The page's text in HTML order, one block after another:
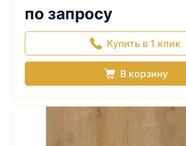
по запросу
Купить в 1 клик
В корзину